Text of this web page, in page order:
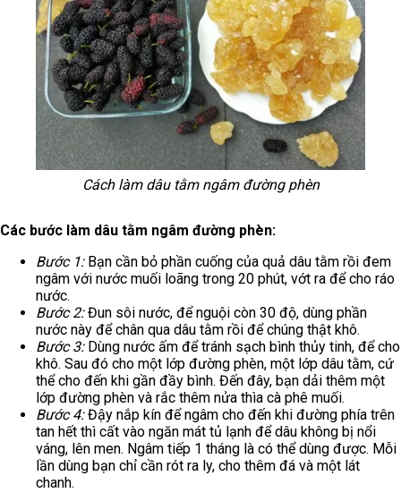
Cách làm dâu tằm ngâm đường phèn
Các bước làm dâu tằm ngâm đường phèn:
Bước 1: Bạn cần bỏ phần cuống của quả dâu tằm rồi đem
ngâm với nước muối loãng trong 20 phút, vớt ra để cho ráo
nước.
Bước 2:Đun sôi nước, để nguội còn 30 độ, dùng phần
nước này để chân qua dâu tằm rồi để chúng thật khô.
Bước 3: Dùng nước ấm để tránh sạch bình thủy tinh, để cho
khô. Sau đó cho một lớp đường phèn, một lớp dâu tằm, cứ
thể cho đến khi gần đầy bình. Đến đây, bạn dải thêm một
lớp đường phèn và rắc thêm nửa thìa cà phê muối.
Bước 4:Đậy nắp kín để ngâm cho đến khi đường phía trên
tan hết thì cất vào ngăn mát tủ lạnh để dâu không bị nổi
váng, lên men. Ngâm tiếp 1 tháng là có thể dùng được. Mỗi
lần dùng bạn chỉ cần rót ra ly, cho thêm đá và một lát
chanh.